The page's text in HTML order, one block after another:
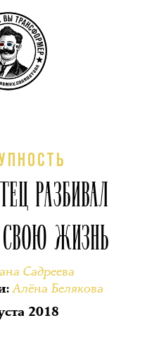
РАЗБИВАЛ
ЖИЗНЬ
Садреева
:Алёна Белякова
2018